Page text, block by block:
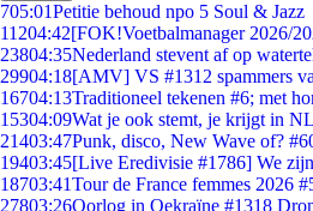
705:01Petitie behoud npo 5 Soul & Jazz
11204:42[FOK!Voetbalmanager 2026/
23804:35Nederland stevent af op
29904:18[AMV] VS #1312 spammers
16704:13Traditioneel tekenen #6; met
15304:09Wat je ook stemt, je krijgt in
21403:47Punk, disco, New Wave of?
19403:45[Live Eredivisie #1786] We
18703:41Tour de France femmes 2026
27803:26Oorlog in Oekraïne #1318